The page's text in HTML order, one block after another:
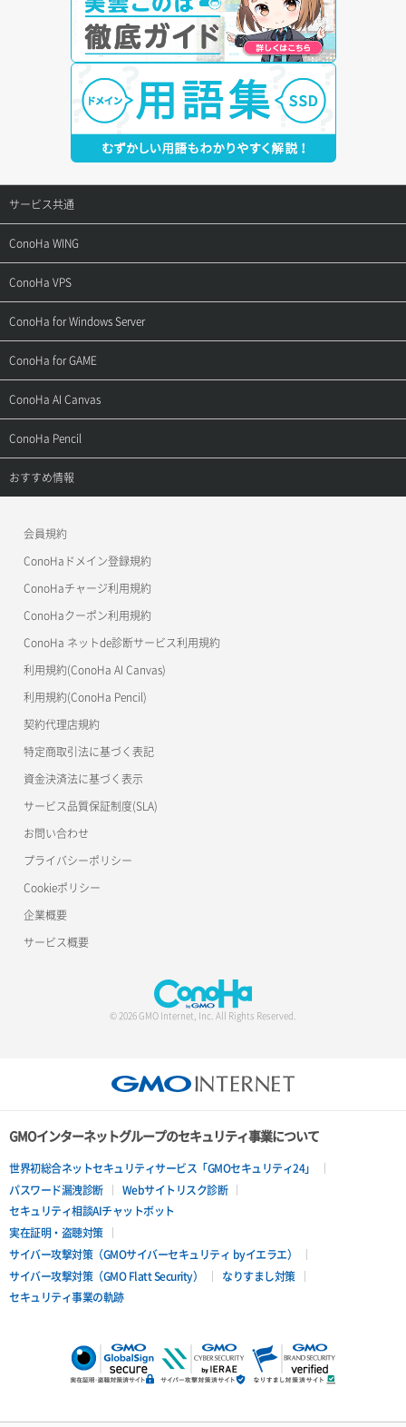
サービス共通
サポートトップ
ご契約・お支払い
用語集
お問い合わせ
ConoHa WING
サポートトップ
ご利用ガイド
お乗り換えガイド
よくある質問
ConoHa VPS
サポートトップ
ご利用ガイド
APIドキュメントVPS2.0
APIドキュメントVPS3.0
ConoHa for Windows Server
サポートトップ
ご利用ガイド
APIドキュメントVPS2.0
APIドキュメントVPS3.0
ConoHa for GAME
サポートトップ
ご利用ガイド
ConoHa AI Canvas
サポートトップ
ご利用ガイド
ConoHa Pencil
サポートトップ
おすすめ情報
美雲このは徹底ガイド
会員規約
ConoHaドメイン登録規約
ConoHaチャージ利用規約
ConoHaクーポン利用規約
ConoHa ネットde診断サービス利用規約
利用規約(ConoHa AI Canvas)
利用規約(ConoHa Pencil)
契約代理店規約
特定商取引法に基づく表記
資金決済法に基づく表示
サービス品質保証制度(SLA)
お問い合わせ
プライバシーポリシー
Cookieポリシー
企業概要
サービス概要
© 2026 GMO Internet, Inc. All Rights Reserved.
GMOインターネットグループのセキュリティ事業について
世界初総合ネットセキュリティサービス「GMOセキュリティ24」
パスワード漏洩診断
Webサイトリスク診断
セキュリティ相談AIチャットボット
実在証明・盗聴対策
サイバー攻撃対策（GMOサイバーセキュリティ byイエラエ）
サイバー攻撃対策（GMO Flatt Security）
なりすまし対策
セキュリティ事業の軌跡